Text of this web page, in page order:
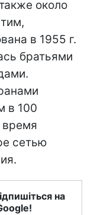
около
в 1955 г.
братьями
в 100
время
сетью
на